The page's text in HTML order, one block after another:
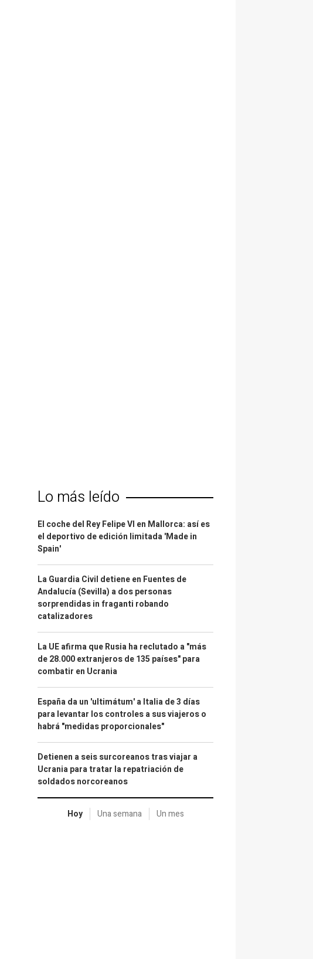
Lo más leído
El coche del Rey Felipe VI en Mallorca: así es
el deportivo de edición limitada 'Made in
Spain'
La Guardia Civil detiene en Fuentes de
Andalucía (Sevilla) a dos personas
sorprendidas in fraganti robando
catalizadores
La UE afirma que Rusia ha reclutado a "más
de 28.000 extranjeros de 135 países" para
combatir en Ucrania
España da un 'ultimátum' a Italia de 3 días
para levantar los controles a sus viajeros o
habrá "medidas proporcionales"
Detienen a seis surcoreanos tras viajar a
Ucrania para tratar la repatriación de
soldados norcoreanos
Hoy Una semana Un mes